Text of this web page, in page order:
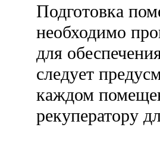
Подготовка
необходимо
для
следует
каждом
рекуператору